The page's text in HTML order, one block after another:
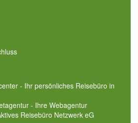
- Ihr persönliches Reisebüro in
- Ihre Webagentur
Reisebüro Netzwerk eG